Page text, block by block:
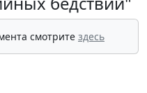
смотрите здесь